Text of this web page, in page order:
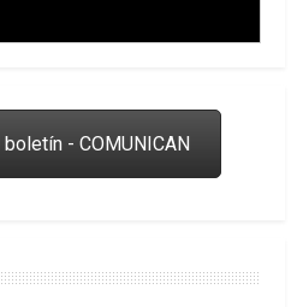
de la Pontificia
sociales.
- COMUNICAN